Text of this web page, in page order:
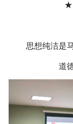
★
思想纯洁是
道